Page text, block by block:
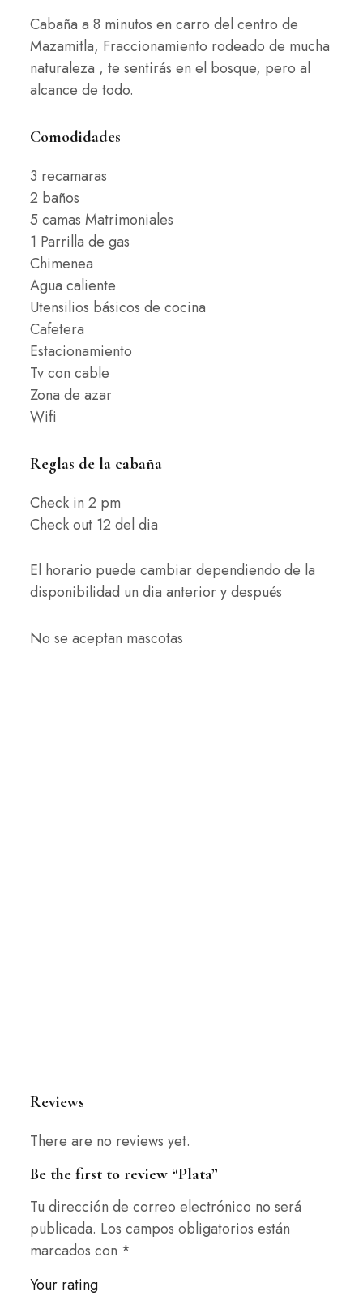
Cabaña a 8 minutos en carro del centro de
Mazamitla, Fraccionamiento rodeado de mucha
naturaleza , te sentirás en el bosque, pero al
alcance de todo.
Comodidades
3 recamaras
2 baños
5 camas Matrimoniales
1 Parrilla de gas
Chimenea
Agua caliente
Utensilios básicos de cocina
Cafetera
Estacionamiento
Tv con cable
Zona de azar
Wifi
Reglas de la cabaña
Check in 2 pm
Check out 12 del dia
El horario puede cambiar dependiendo de la
disponibilidad un dia anterior y después
No se aceptan mascotas
Reviews
There are no reviews yet.
Be the first to review “Plata”
Tu dirección de correo electrónico no será
publicada. Los campos obligatorios están
marcados con *
Your rating